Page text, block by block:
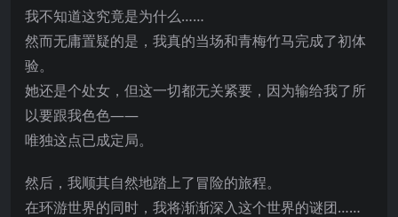
我不知道这究竟是为什么……
然而无庸置疑的是，我真的当场和青梅竹马完成了初体
验。
她还是个处女，但这一切都无关紧要，因为输给我了所
以要跟我色色——
唯独这点已成定局。
然后，我顺其自然地踏上了冒险的旅程。
在环游世界的同时，我将渐渐深入这个世界的谜团……